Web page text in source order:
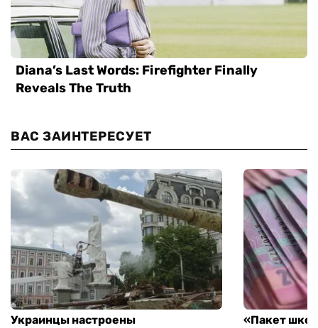
ВАС ЗАИНТЕРЕСУЕТ
Украинцы настроены
«Пакет